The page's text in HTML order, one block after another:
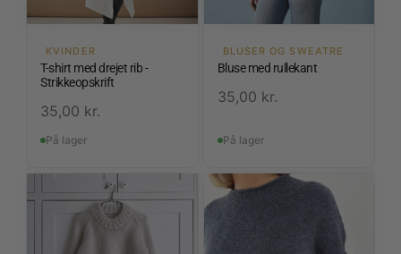
KVINDER
T-shirt med drejet rib -
Strikkeopskrift
35,00 kr.
På lager
BLUSER OG SWEATRE
Bluse med rullekant
35,00 kr.
På lager